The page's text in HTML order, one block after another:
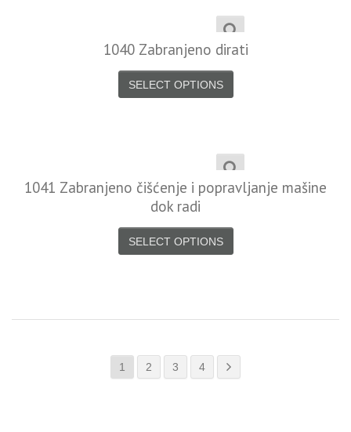
1040 Zabranjeno dirati
SELECT OPTIONS
1041 Zabranjeno čišćenje i popravljanje mašine
dok radi
SELECT OPTIONS
1 2 3 4